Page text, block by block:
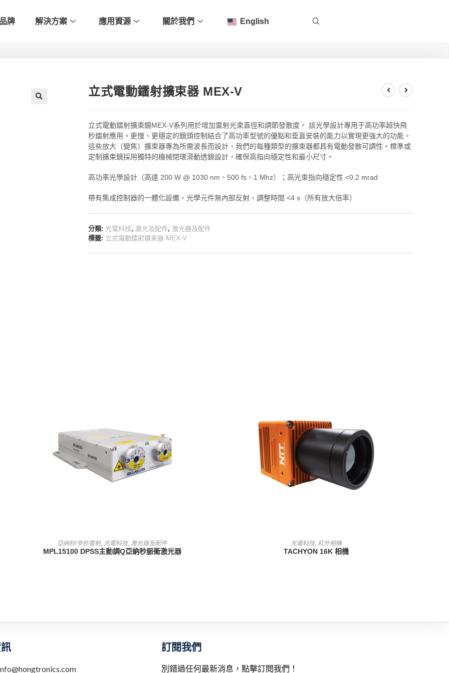
牌 解決方案 應用資源 關於我們 English
立式電動鐳射擴束器 MEX-V
立式電動鐳射擴束鏡MEX-V系列用於增加雷射光束直徑和調節發散度。 該光學設計專用于高功率超快飛
秒鐳射應用。更慢、更穩定的鏡頭控制結合了高功率型號的優點和垂直安裝的能力以實現更強大的功能。
這些放大（變焦）擴束器專為所需波長而設計，我們的每種類型的擴束器都具有電動發散可調性。標準或
定制擴束鏡採用獨特的機械閉環滑動透鏡設計，確保高指向穩定性和最小尺寸。
高功率光學設計（高達 200 W @ 1030 nm、500 fs、1 Mhz）；高光束指向穩定性 <0.2 mrad
帶有集成控制器的一體化設備，光學元件無內部反射，調整時間 <4 s（所有放大倍率）
分類: 光電科技, 激光及配件, 激光器及配件
標籤: 立式電動鐳射擴束器 MEX-V
查看內容
亞納秒/奈秒雷射, 光電科技, 激光器及配件
MPL15100 DPSS主動調Q亞納秒脈衝激光器
查看內容
光電科技, 紅外相機
TACHYON 16K 相機
訂閱我們
別錯過任何最新消息，點擊訂閱我們！